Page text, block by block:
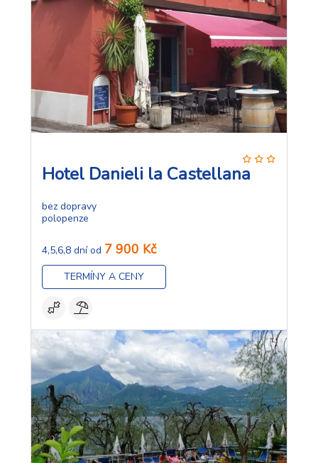
Hotel Danieli la Castellana
bez dopravy
polopenze
4,5,6,8 dní od 7 900 Kč
TERMÍNY A CENY